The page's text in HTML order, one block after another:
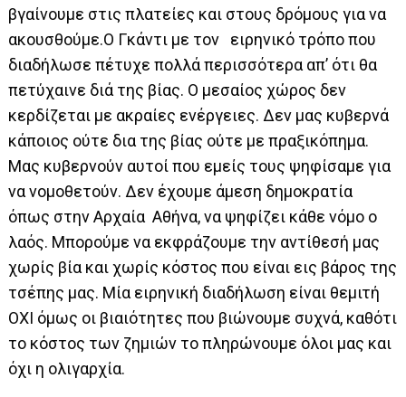
βγαίνουμε στις πλατείες και στους δρόμους για να
ακουσθούμε.Ο Γκάντι με τον ειρηνικό τρόπο που
διαδήλωσε πέτυχε πολλά περισσότερα απ’ ότι θα
πετύχαινε διά της βίας. Ο μεσαίος χώρος δεν
κερδίζεται με ακραίες ενέργειες. Δεν μας κυβερνά
κάποιος ούτε δια της βίας ούτε με πραξικόπημα.
Μας κυβερνούν αυτοί που εμείς τους ψηφίσαμε για
να νομοθετούν. Δεν έχουμε άμεση δημοκρατία
όπως στην Αρχαία Αθήνα, να ψηφίζει κάθε νόμο ο
λαός. Μπορούμε να εκφράζουμε την αντίθεσή μας
χωρίς βία και χωρίς κόστος που είναι εις βάρος της
τσέπης μας. Μία ειρηνική διαδήλωση είναι θεμιτή
ΟΧΙ όμως οι βιαιότητες που βιώνουμε συχνά, καθότι
το κόστος των ζημιών το πληρώνουμε όλοι μας και
όχι η ολιγαρχία.